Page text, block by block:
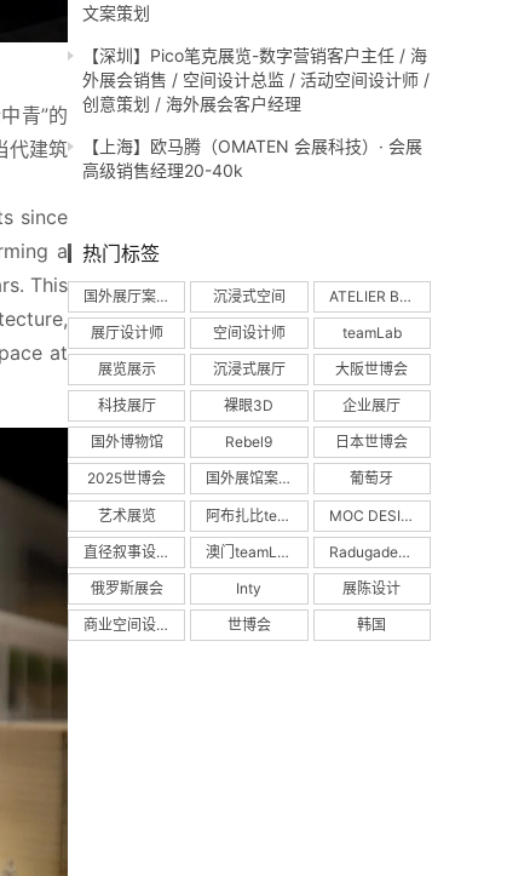
青”的
代建筑
since
a
This
at
文案策划
【深圳】Pico笔克展览-数字营销客户主任 / 海
外展会销售 / 空间设计总监 / 活动空间设计师 /
创意策划 / 海外展会客户经理
【上海】欧马腾（OMATEN 会展科技）· 会展
高级销售经理20-40k
热门标签
国外展厅案例 沉浸式空间 ATELIER BRÜCKNER
展厅设计师 空间设计师 teamLab
展览展示 沉浸式展厅 大阪世博会
科技展厅 裸眼3D 企业展厅
国外博物馆 Rebel9 日本世博会
2025世博会 国外展馆案例 葡萄牙
艺术展览 阿布扎比teamLab MOC DESIGN
直径叙事设计 澳门teamLab Radugadesign
俄罗斯展会 Inty 展陈设计
商业空间设计 世博会 韩国